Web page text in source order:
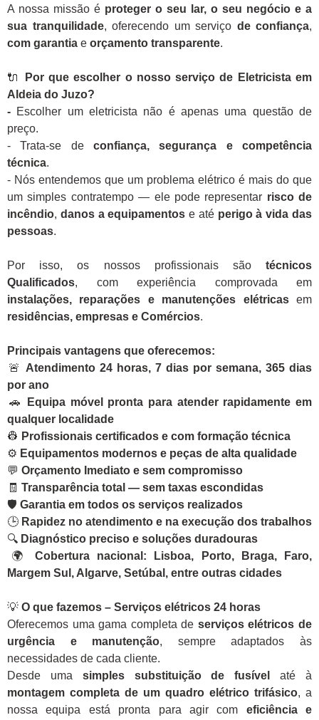
A nossa missão é proteger o seu lar, o seu negócio e a
sua tranquilidade, oferecendo um serviço de confiança,
com garantia e orçamento transparente.
🔌
Por que escolher o nosso serviço de Eletricista em
Aldeia do Juzo?
- Escolher um eletricista não é apenas uma questão de
preço.
- Trata-se de confiança, segurança e competência
técnica.
- Nós entendemos que um problema elétrico é mais do que
um simples contratempo — ele pode representar risco de
incêndio, danos a equipamentos e até perigo à vida das
pessoas.
Por isso, os nossos profissionais são técnicos
Qualificados, com experiência comprovada em
instalações, reparações e manutenções elétricasem
residências, empresas e Comércios.
Principais vantagens que oferecemos:
🚨 Atendimento 24 horas, 7 dias por semana, 365 dias
por ano
🚗
Equipa móvel pronta para atender rapidamente em
qualquer localidade
👷 Profissionais certificados e com formação técnica
⚙️ Equipamentos modernos e peças de alta qualidade
💬 Orçamento Imediato e sem compromisso
🧾 Transparência total — sem taxas escondidas
🛡️ Garantia em todos os serviços realizados
🕒 Rapidez no atendimento e na execução dos trabalhos
🔍 Diagnóstico preciso e soluções duradouras
🌍 Cobertura nacional: Lisboa, Porto, Braga, Faro,
Margem Sul, Algarve, Setúbal, entre outras cidades
💡 O que fazemos – Serviços elétricos 24 horas
Oferecemos uma gama completa de serviços elétricos de
urgência e manutenção, sempre adaptados às
necessidades de cada cliente.
Desde uma simples substituição de fusível
até à
montagem completa de um quadro elétrico trifásico, a
nossa equipa está pronta para agir com eficiência e